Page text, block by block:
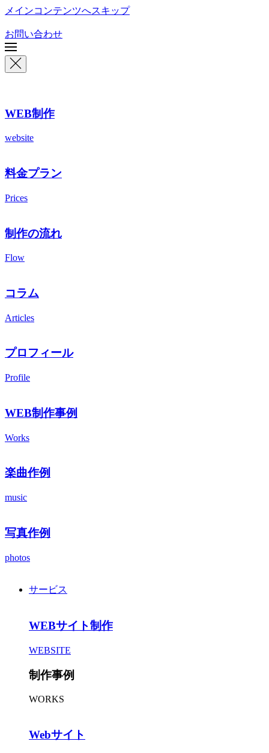
メインコンテンツへスキップ
お問い合わせ
WEB制作
website
料金プラン
Prices
制作の流れ
Flow
コラム
Articles
プロフィール
Profile
WEB制作事例
Works
楽曲作例
music
写真作例
photos
サービス
WEBサイト制作
WEBSITE
制作事例
WORKS
Webサイト